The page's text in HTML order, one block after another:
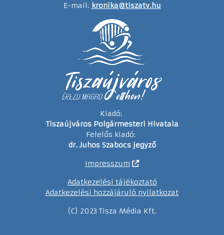
E-mail: kronika@tiszatv.hu
Kiadó:
Tiszaújváros Polgármesteri Hivatala
Felelős kiadó:
dr. Juhos Szabocs jegyző
Impresszum
Adatkezelési tájékoztató
Adatkezelési hozzájáruló nyilatkozat
(C) 2023 Tisza Média Kft.